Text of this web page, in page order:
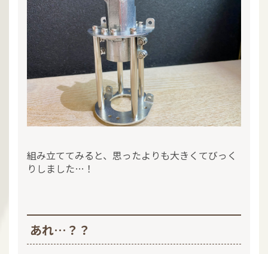
組み立ててみると、思ったよりも大きくてびっく
りしました…！
あれ…？？